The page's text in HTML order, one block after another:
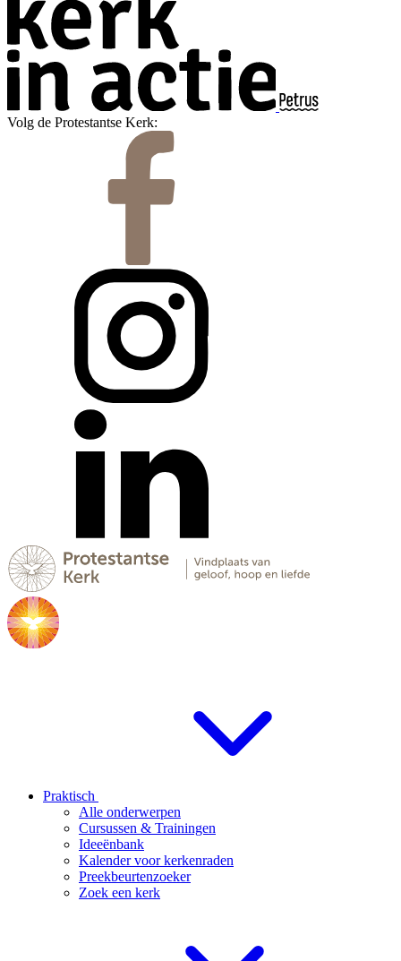
Volg de Protestantse Kerk:
Praktisch
Alle onderwerpen
Cursussen & Trainingen
Ideeënbank
Kalender voor kerkenraden
Preekbeurtenzoeker
Zoek een kerk